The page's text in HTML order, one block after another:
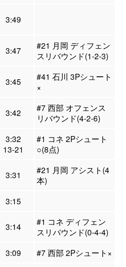
3:49
3:47
#21 月岡 ディフェン
スリバウンド(1-2-3)
3:45
#41 石川 3Pシュート
×
3:42
#7 西部 オフェンス
リバウンド(4-2-6)
3:32
13-21
#1 コネ 2Pシュート
○(8点)
3:31
#21 月岡 アシスト(4
本)
3:15
3:14
#1 コネ ディフェン
スリバウンド(0-4-4)
3:09
#7 西部 2Pシュート×